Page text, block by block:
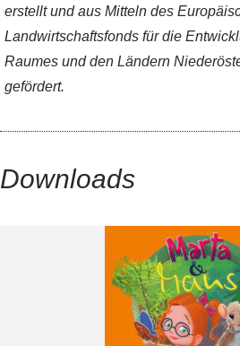
erstellt und aus Mitteln des
Landwirtschaftsfonds für die
Raumes und den Ländern
gefördert.
Downloads